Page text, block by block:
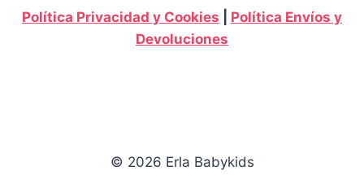
Política Privacidad y Cookies
Política Envíos y
Devoluciones
© 2026 Erla Babykids